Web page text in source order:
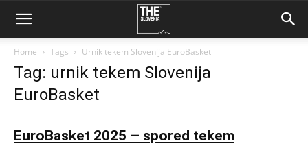
Home Tags Urnik tekem Slovenija EuroBasket
Tag: urnik tekem Slovenija
EuroBasket
EuroBasket 2025 – spored tekem